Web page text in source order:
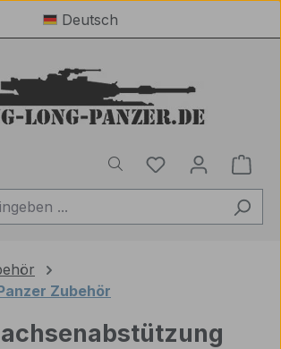
Deutsch
Du hast 0
Zubehör